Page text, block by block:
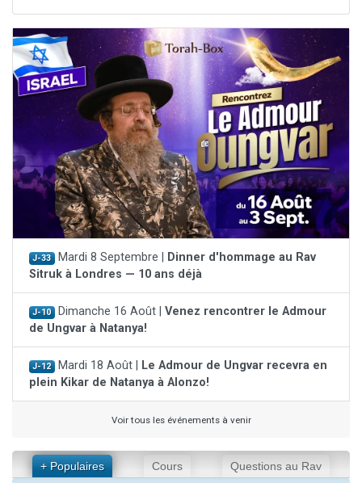
J-33 Mardi 8 Septembre |
Dinner d'hommage au Rav
Sitruk à Londres — 10 ans déjà
J-10 Dimanche 16 Août | Venez rencontrer le Admour
de Ungvar à Natanya!
J-12 Mardi 18 Août |
Le Admour de Ungvar recevra en
plein Kikar de Natanya à Alonzo!
Voir tous les événements à venir
+ Populaires Cours Questions au Rav